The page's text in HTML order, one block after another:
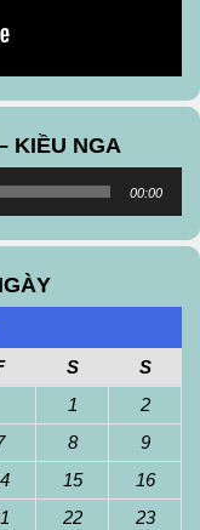
KIỀU NGA
00:00
S
S
1
2
8
9
15
16
22
23